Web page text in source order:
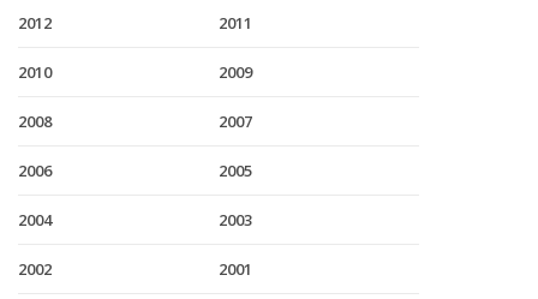
2012 2011
2010 2009
2008 2007
2006 2005
2004 2003
2002 2001